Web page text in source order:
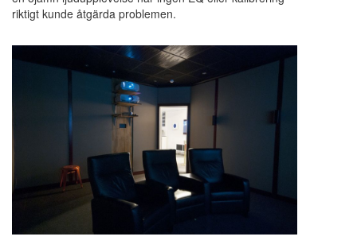
riktigt kunde åtgärda problemen.